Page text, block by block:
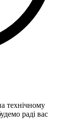
технічному
раді вас